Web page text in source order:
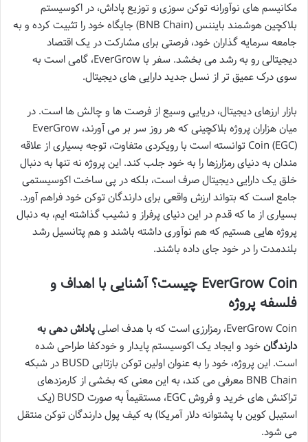
مکانیسم های نوآورانه توکن سوزی و توزیع پاداش، در اکوسیستم
بلاکچین هوشمند بایننس (BNB Chain) جایگاه خود را تثبیت کرده و به
جامعه سرمایه گذاران خود، فرصتی برای مشارکت در یک اقتصاد
دیجیتالی رو به رشد می بخشد. سفر با EverGrow، گامی است به
سوی درک عمیق تر از نسل جدید دارایی های دیجیتال.
بازار ارزهای دیجیتال، دریایی وسیع از فرصت ها و چالش ها است. در
میان هزاران پروژه بلاکچینی که هر روز سر بر می آورند، EverGrow
Coin (EGC) توانسته است با رویکردی متفاوت، توجه بسیاری از علاقه
مندان به دنیای رمزارزها را به خود جلب کند. این پروژه نه تنها به دنبال
خلق یک دارایی دیجیتال صرف است، بلکه در پی ساخت اکوسیستمی
جامع است که بتواند ارزش واقعی برای دارندگان توکن خود فراهم آورد.
بسیاری از ما که قدم در این دنیای پرفراز و نشیب گذاشته ایم، به دنبال
پروژه هایی هستیم که هم نوآوری داشته باشند و هم پتانسیل رشد
بلندمدت را در خود جای داده باشند.
EverGrow Coin چیست؟ آشنایی با اهداف و
فلسفه پروژه
EverGrow Coin، رمزارزی است که با هدف اصلی
پاداش دهی به
دارندگانخود و ایجاد یک اکوسیستم پایدار و خودکفا طراحی شده
است. این پروژه، خود را به عنوان اولین توکن بازتابی BUSD در شبکه
BNB Chain معرفی می کند، به این معنی که بخشی از کارمزدهای
تراکنش های خرید و فروش EGC، مستقیماً به صورت BUSD (یک
استیبل کوین با پشتوانه دلار آمریکا) به کیف پول دارندگان توکن منتقل
می شود.